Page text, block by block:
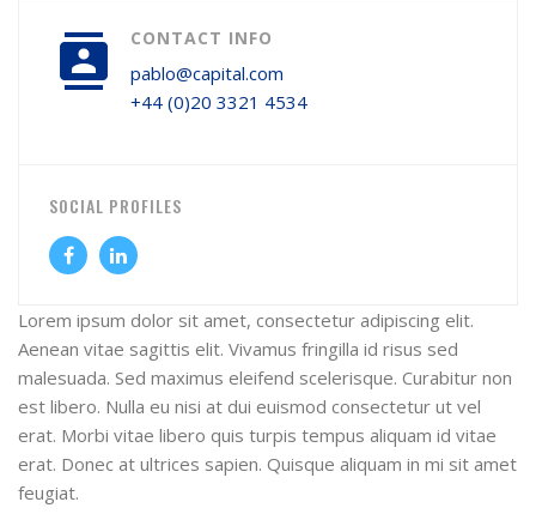
CONTACT INFO
pablo@capital.com
+44 (0)20 3321 4534
SOCIAL PROFILES
Lorem ipsum dolor sit amet, consectetur adipiscing elit.
Aenean vitae sagittis elit. Vivamus fringilla id risus sed
malesuada. Sed maximus eleifend scelerisque. Curabitur non
est libero. Nulla eu nisi at dui euismod consectetur ut vel
erat. Morbi vitae libero quis turpis tempus aliquam id vitae
erat. Donec at ultrices sapien. Quisque aliquam in mi sit amet
feugiat.